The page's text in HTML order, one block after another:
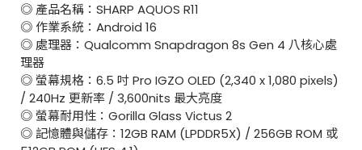
◎ 產品名稱：SHARP AQUOS R11
◎ 作業系統：Android 16
◎ 處理器：Qualcomm Snapdragon 8s Gen 4 八核心處
理器
◎ 螢幕規格：6.5 吋 Pro IGZO OLED (2,340 x 1,080 pixels)
/ 240Hz 更新率 / 3,600nits 最大亮度
◎ 螢幕耐用性：Gorilla Glass Victus 2
◎ 記憶體與儲存：12GB RAM (LPDDR5X) / 256GB ROM 或